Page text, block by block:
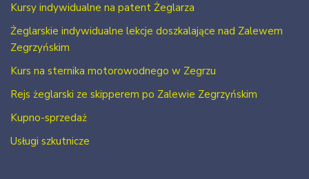
Kursy indywidualne na patent Żeglarza
Żeglarskie indywidualne lekcje doszkalające nad Zalewem
Zegrzyńskim
Kurs na sternika motorowodnego w Zegrzu
Rejs żeglarski ze skipperem po Zalewie Zegrzyńskim
Kupno-sprzedaż
Usługi szkutnicze